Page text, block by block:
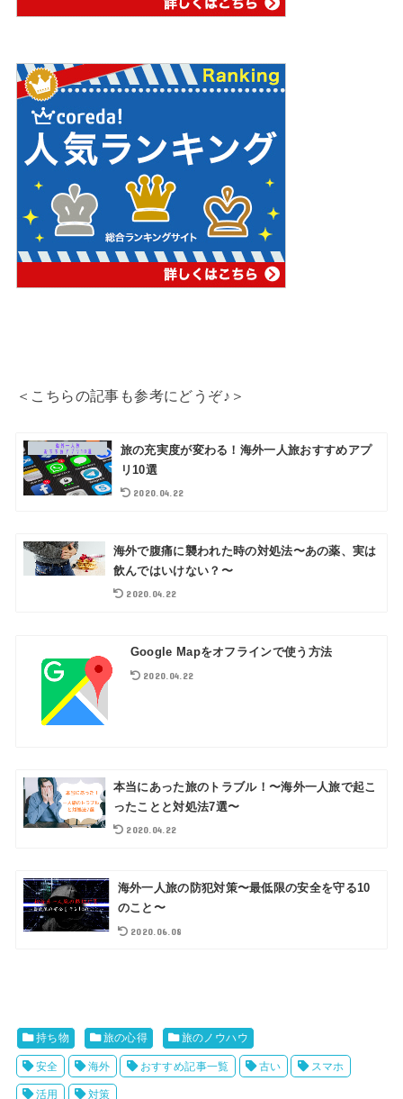
＜こちらの記事も参考にどうぞ♪＞
旅の充実度が変わる！海外一人旅おすすめアプ
リ10選
2020.04.22
海外で腹痛に襲われた時の対処法〜あの薬、実は
飲んではいけない？〜
2020.04.22
Google Mapをオフラインで使う方法
2020.04.22
本当にあった旅のトラブル！〜海外一人旅で起こ
ったことと対処法7選〜
2020.04.22
海外一人旅の防犯対策〜最低限の安全を守る10
のこと〜
2020.06.08
持ち物 旅の心得 旅のノウハウ
安全 海外 おすすめ記事一覧 古い スマホ
活用 対策